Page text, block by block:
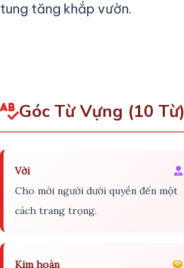
tung tăng khắp vườn.
Góc Từ Vựng (10 Từ)
Vời
Cho mời người dưới quyền đến một
cách trang trọng.
Kim hoàn